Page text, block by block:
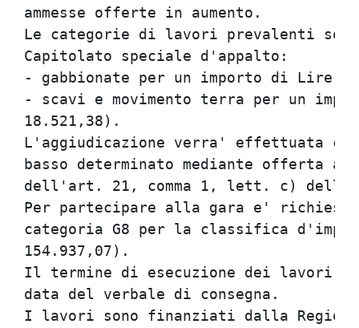
ammesse
Le categorie di lavori
Capitolato
- gabbionate per un importo
- scavi e movimento terra per
L'aggiudicazione verra'
basso determinato
dell'art. 21, comma 1, lett.
Per partecipare alla gara e'
categoria G8 per la classifica
Il termine di esecuzione dei
data del
I lavori sono finanziati dalla